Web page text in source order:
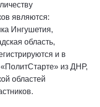
являются:
Ингушетия,
область,
и в
из ДНР,
областей